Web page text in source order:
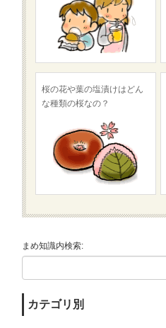
桜の花や葉の塩漬けはどん
な種類の桜なの？
まめ知識内検索:
カテゴリ別